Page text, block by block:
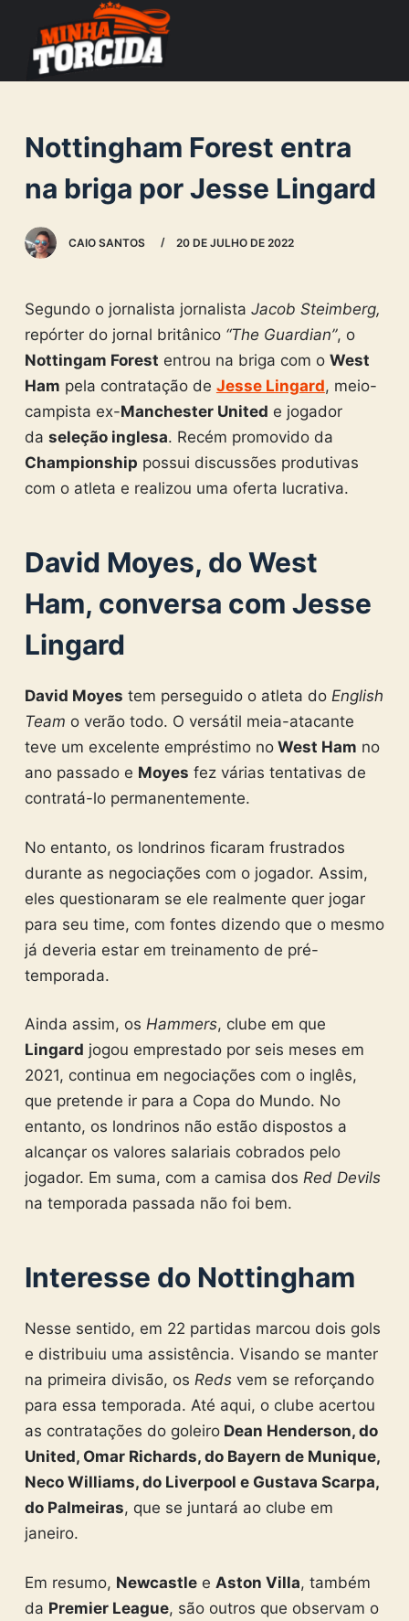
o
n
Nottingham Forest entra
na briga por Jesse Lingard
CAIO SANTOS 20 DE JULHO DE 2022
Segundo o jornalista jornalista Jacob Steimberg,
repórter do jornal britânico“The Guardian”, o
Nottingam Forest entrou na briga com o West
Ham pela contratação de Jesse Lingard, meio-
campista ex-Manchester United e jogador
da seleção inglesa. Recém promovido da
Championship possui discussões produtivas
com o atleta e realizou uma oferta lucrativa.
David Moyes, do West
Ham, conversa com Jesse
Lingard
David Moyes tem perseguido o atleta doEnglish
Team o verão todo. O versátil meia-atacante
teve um excelente empréstimo noWest Ham no
ano passado e Moyes fez várias tentativas de
contratá-lo permanentemente.
No entanto, os londrinos ficaram frustrados
durante as negociações com o jogador. Assim,
eles questionaram se ele realmente quer jogar
para seu time, com fontes dizendo que o mesmo
já deveria estar em treinamento de pré-
temporada.
Ainda assim, os Hammers, clube em que
Lingard jogou emprestado por seis meses em
2021, continua em negociações com o inglês,
que pretende ir para a Copa do Mundo. No
entanto, os londrinos não estão dispostos a
alcançar os valores salariais cobrados pelo
jogador. Em suma, com a camisa dos Red Devils
na temporada passada não foi bem.
Interesse do Nottingham
Nesse sentido, em 22 partidas marcou dois gols
e distribuiu uma assistência. Visando se manter
na primeira divisão, os Redsvem se reforçando
para essa temporada. Até aqui, o clube acertou
as contratações do goleiroDean Henderson, do
United, Omar Richards, do Bayern de Munique,
Neco Williams, do Liverpool e Gustava Scarpa,
do Palmeiras, que se juntará ao clube em
janeiro.
Em resumo, Newcastlee Aston Villa, também
da Premier League, são outros que observam o